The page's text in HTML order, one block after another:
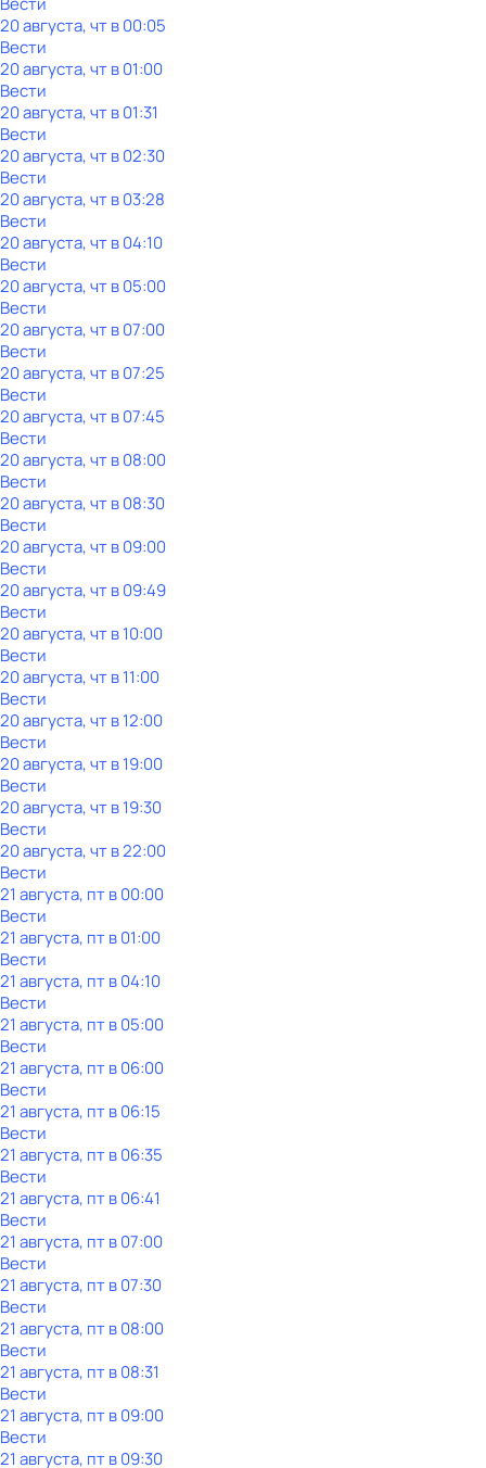
20 августа, чт в 00:05
Вести
20 августа, чт в 01:00
Вести
20 августа, чт в 01:31
Вести
20 августа, чт в 02:30
Вести
20 августа, чт в 03:28
Вести
20 августа, чт в 04:10
Вести
20 августа, чт в 05:00
Вести
20 августа, чт в 07:00
Вести
20 августа, чт в 07:25
Вести
20 августа, чт в 07:45
Вести
20 августа, чт в 08:00
Вести
20 августа, чт в 08:30
Вести
20 августа, чт в 09:00
Вести
20 августа, чт в 09:49
Вести
20 августа, чт в 10:00
Вести
20 августа, чт в 11:00
Вести
20 августа, чт в 12:00
Вести
20 августа, чт в 19:00
Вести
20 августа, чт в 19:30
Вести
20 августа, чт в 22:00
Вести
21 августа, пт в 00:00
Вести
21 августа, пт в 01:00
Вести
21 августа, пт в 04:10
Вести
21 августа, пт в 05:00
Вести
21 августа, пт в 06:00
Вести
21 августа, пт в 06:15
Вести
21 августа, пт в 06:35
Вести
21 августа, пт в 06:41
Вести
21 августа, пт в 07:00
Вести
21 августа, пт в 07:30
Вести
21 августа, пт в 08:00
Вести
21 августа, пт в 08:31
Вести
21 августа, пт в 09:00
Вести
21 августа, пт в 09:30